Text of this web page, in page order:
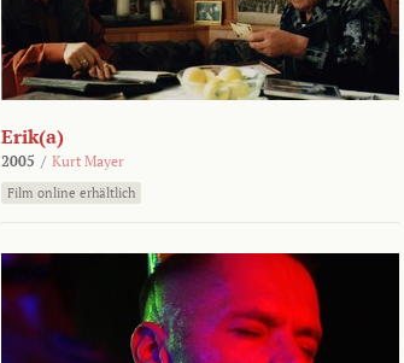
Erik(a)
2005 / Kurt Mayer
Film online erhältlich